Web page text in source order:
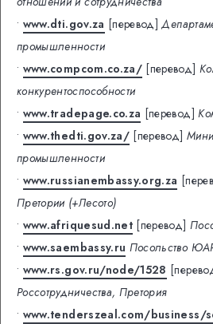
• www.dti.gov.za [перевод]
промышленности
• www.compcom.co.za/ [перевод]
конкурентоспособности
• www.tradepage.co.za [перевод]
• www.thedti.gov.za/ [перевод]
промышленности
• www.russianembassy.org.za
Претории (+Лесото)
• www.afriquesud.net [перевод]
• www.saembassy.ru Посольство
• www.rs.gov.ru/node/1528
Россотрудничества, Претория
• www.tenderszeal.com/business/